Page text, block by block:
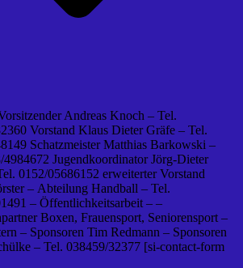
Andreas Knoch – Tel.
Vorstand Klaus Dieter Gräfe – Tel.
Schatzmeister Matthias Barkowski –
4984672 Jugendkoordinator Jörg-Dieter
0152/05686152 erweiterter Vorstand
– Abteilung Handball – Tel.
– Öffentlichkeitsarbeit – –
Boxen, Frauensport, Seniorensport –
– Sponsoren Tim Redmann – Sponsoren
– Tel. 038459/32377 [si-contact-form